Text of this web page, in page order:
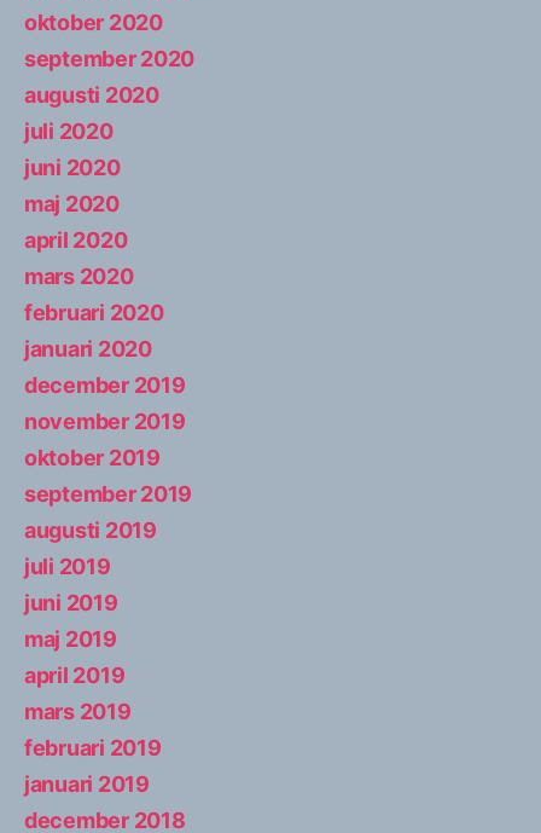
oktober 2020
september 2020
augusti 2020
juli 2020
juni 2020
maj 2020
april 2020
mars 2020
februari 2020
januari 2020
december 2019
november 2019
oktober 2019
september 2019
augusti 2019
juli 2019
juni 2019
maj 2019
april 2019
mars 2019
februari 2019
januari 2019
december 2018